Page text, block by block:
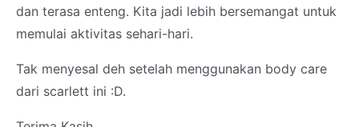
dan terasa enteng. Kita jadi lebih bersemangat untuk
memulai aktivitas sehari-hari.
Tak menyesal deh setelah menggunakan body care
dari scarlett ini :D.